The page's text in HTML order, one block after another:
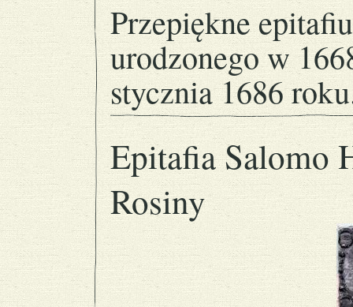
Przepiękne
urodzonego w
stycznia 1686
Epitafia Salomo
Rosiny